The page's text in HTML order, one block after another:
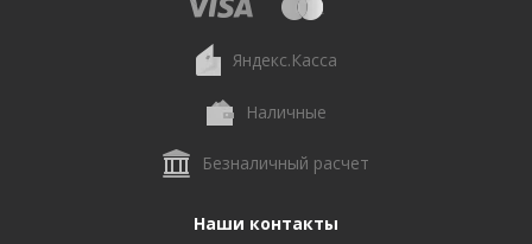
Яндекс.Касса
Наличные
Безналичный расчет
Наши контакты